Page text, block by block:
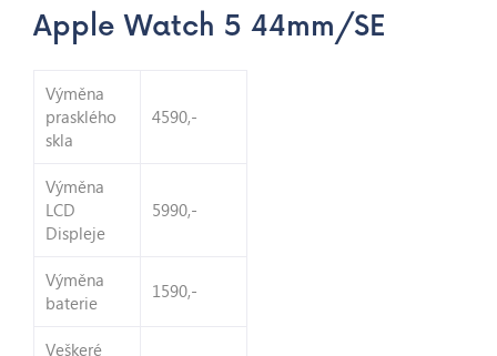
Apple Watch 5 44mm/SE
Výměna
prasklého
skla
4590,-
Výměna
LCD
Displeje
5990,-
Výměna
baterie
1590,-
Veškeré